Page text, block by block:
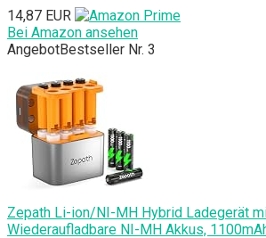
14,87 EUR
Bei Amazon ansehen
AngebotBestseller Nr. 3
Zepath Li-ion/NI-MH Hybrid Ladegerät
Wiederaufladbare NI-MH Akkus,